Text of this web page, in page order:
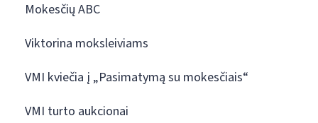
Mokesčių ABC
Viktorina moksleiviams
VMI kviečia į „Pasimatymą su mokesčiais“
VMI turto aukcionai